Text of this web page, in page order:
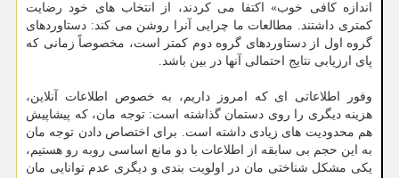
اندازه کافی خوب» اکتفا می کردند، از انتخاب های خود رضایت
کمتری داشتند. مطالعات ما چرایی آنرا روشن می کند: دستاوردهای
گروه اول از دستاوردهای گروه دوم کمتر است، مخصوصاً زمانی که
پای ارزیابی نتایج احتمالی آنها در بین باشد.
وفور اطلاعاتی ای که امروز داریم، به خصوص اطلاعات آنلاین،
هزینه دیگری را روی دستمان گذاشته است: توجه مان، که پیشاپیش
هم محدودیت های زیادی داشته است. برای اختصاص دادن توجه مان
به این حجم بی سابقه از اطلاعات با دو مانع اساسی روبه رو هستیم،
یکی مشکل شناختی مان در اولویت بندی و دیگری عدم توانایی مان